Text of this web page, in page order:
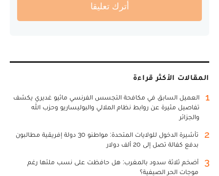
أترك تعليقا
المقالات الأكثر قراءة
1
العميل السابق في مكافحة التجسس الفرنسي ماثيو غديري يكشف
تفاصيل مثيرة عن روابط نظام الملالي والبوليساريو وحزب الله
والجزائر
2
تأشيرة الدخول للولايات المتحدة: مواطنو 30 دولة إفريقية مطالبون
بدفع كفالة تصل إلى 20 ألف دولار
3
أضخم ثلاثة سدود بالمغرب: هل حافظت على نسب ملئها رغم
موجات الحر الصيفية؟